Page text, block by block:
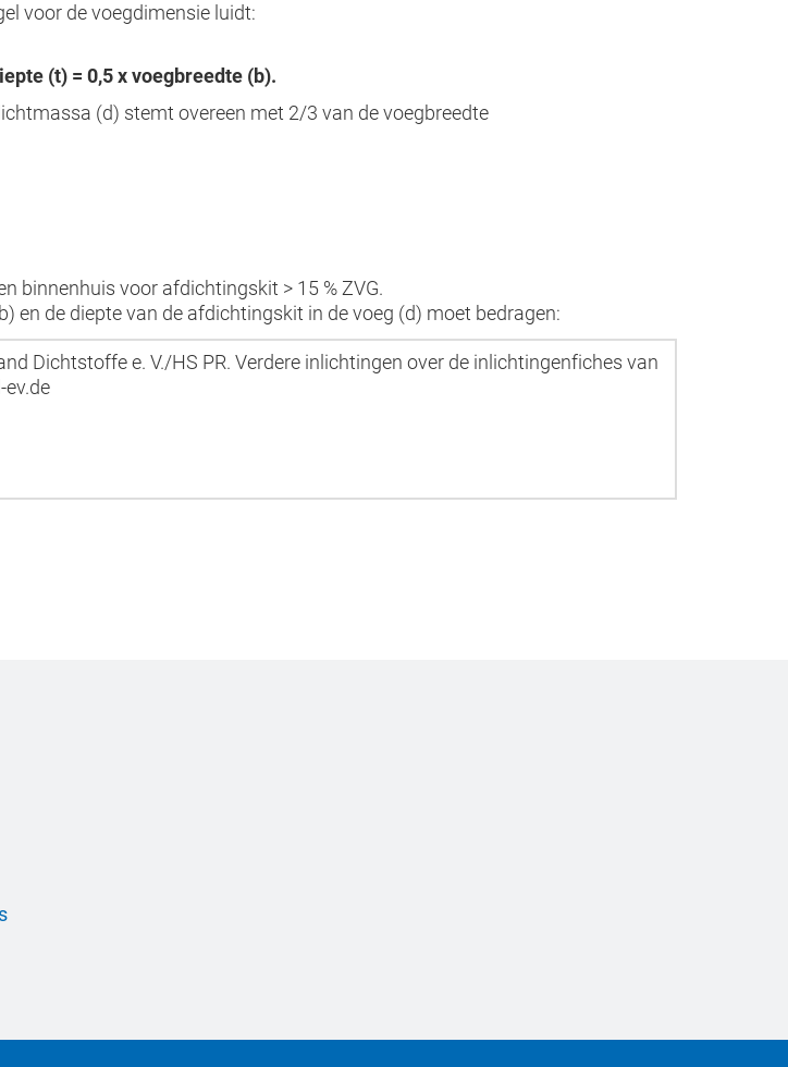
voor de voegdimensie luidt:
(t) = 0,5 x voegbreedte (b).
(d) stemt overeen met 2/3 van de voegbreedte
binnenhuis voor afdichtingskit > 15 % ZVG.
en de diepte van de afdichtingskit in de voeg (d) moet bedragen:
Dichtstoffe e. V./HS PR. Verdere inlichtingen over de inlichtingenfiches van